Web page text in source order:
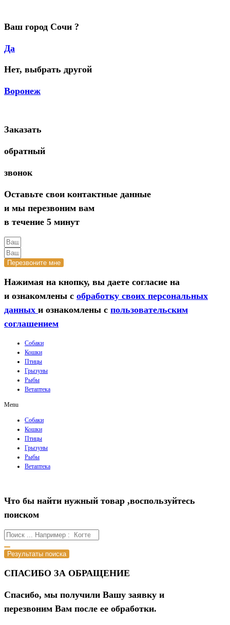
Ваш город Сочи ?
Да
Нет, выбрать другой
Воронеж
Заказать
обратный
звонок
Оставьте свои контактные данные
и мы перезвоним вам
в течение 5 минут
Перезвоните мне
Нажимая на кнопку, вы даете согласие на
и ознакомлены с обработку своих персональных
данных и ознакомлены с пользовательским
соглашением
Собаки
Кошки
Птицы
Грызуны
Рыбы
Ветаптека
Menu
Собаки
Кошки
Птицы
Грызуны
Рыбы
Ветаптека
Что бы найти нужный товар ,воспользуйтесь
поиском
Результаты поиска
СПАСИБО ЗА ОБРАЩЕНИЕ
Спасибо, мы получили Вашу заявку и
перезвоним Вам после ее обработки.